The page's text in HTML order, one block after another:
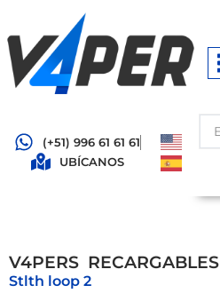
(+51) 996 61 61 61
UBÍCANOS
V4PERSRECARGABLES
Stlth loop 2